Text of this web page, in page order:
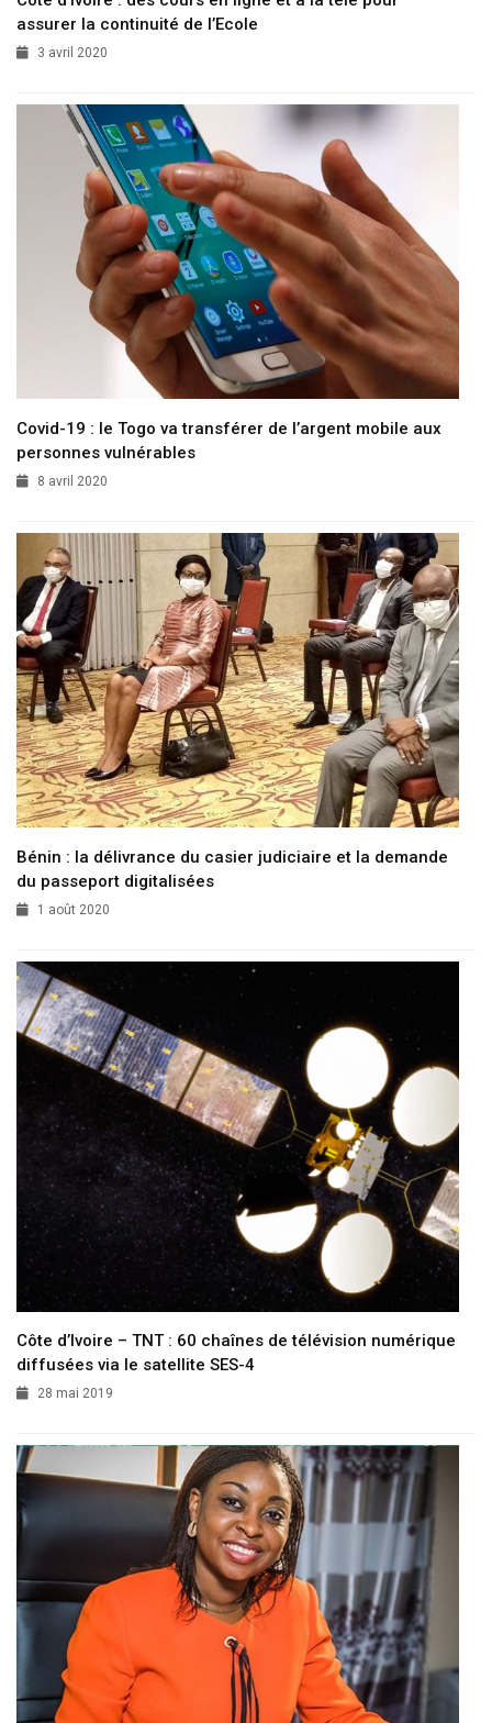
assurer la continuité de l’Ecole
3 avril 2020
Covid-19 : le Togo va transférer de l’argent mobile aux
personnes vulnérables
8 avril 2020
Bénin : la délivrance du casier judiciaire et la demande
du passeport digitalisées
1 août 2020
Côte d’Ivoire – TNT : 60 chaînes de télévision numérique
diffusées via le satellite SES-4
28 mai 2019